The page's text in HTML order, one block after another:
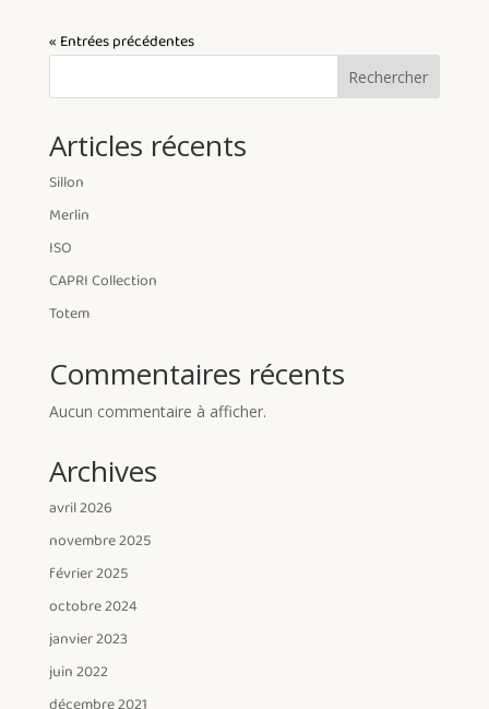
« Entrées précédentes
Rechercher
Articles récents
Sillon
Merlin
ISO
CAPRI Collection
Totem
Commentaires récents
Aucun commentaire à afficher.
Archives
avril 2026
novembre 2025
février 2025
octobre 2024
janvier 2023
juin 2022